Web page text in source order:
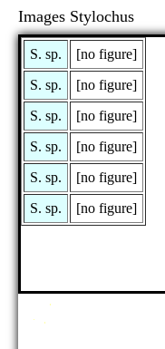
Images
S. sp.
[no figure]
S. sp.
[no figure]
S. sp.
[no figure]
S. sp.
[no figure]
S. sp.
[no figure]
S. sp.
[no figure]